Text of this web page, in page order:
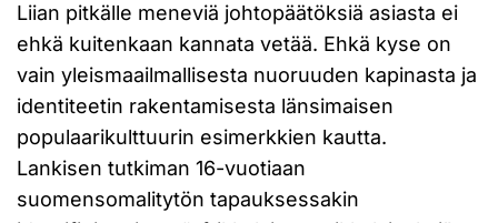
Liian pitkälle meneviä johtopäätöksiä asiasta ei
ehkä kuitenkaan kannata vetää. Ehkä kyse on
vain yleismaailmallisesta nuoruuden kapinasta ja
identiteetin rakentamisesta länsimaisen
populaarikulttuurin esimerkkien kautta.
Lankisen tutkiman 16-vuotiaan
suomensomalitytön tapauksessakin